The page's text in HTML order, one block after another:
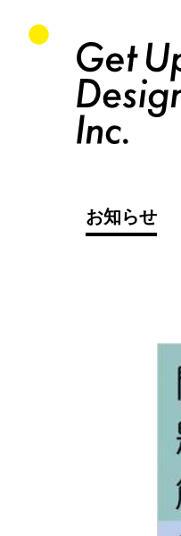
お知らせ